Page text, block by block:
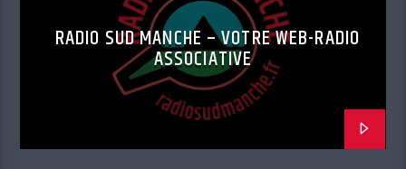
RADIO SUD MANCHE – VOTRE WEB-RADIO
ASSOCIATIVE